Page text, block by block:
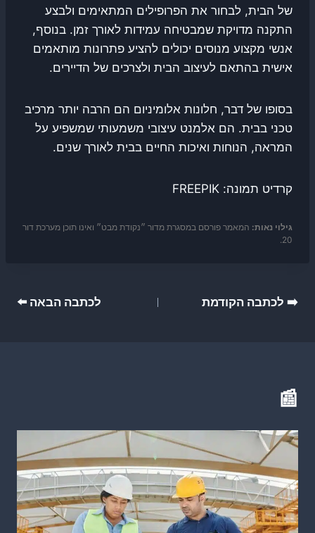
של הבית, לבחור את הפרופילים המתאימים ולבצע
התקנה מדויקת שמבטיחה עמידות לאורך זמן. בנוסף,
אנשי מקצוע מנוסים יכולים להציע פתרונות מותאמים
אישית בהתאם לעיצוב הבית ולצרכים של הדיירים.
בסופו של דבר, חלונות אלומיניום הם הרבה יותר מרכיב
טכני בבית. הם אלמנט עיצובי משמעותי שמשפיע על
המראה, הנוחות ואיכות החיים בבית לאורך שנים.
קרדיט תמונה: FREEPIK
גילוי נאות: המאמר פורסם במסגרת מדור ״נקודת מבט״ ואינו תוכן מערכת דור
20.
ניווט
➡️ לכתבה הקודמת לכתבה הבאה ⬅️
📰